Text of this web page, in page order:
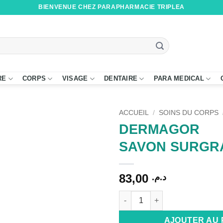
BIENVENUE CHEZ PARAPHARMACIE TRIPLEA
CORPS VISAGE DENTAIRE PARA MEDICAL
ACCUEIL / SOINS DU CORPS
DERMAGOR
SAVON
د.م.
quantité de DERMAGOR
AJOUTER AU
Alternative: